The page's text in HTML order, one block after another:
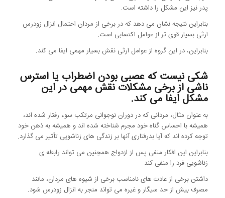
پدر نیز این مشکل را داشته است.
بنابراین نتیجه نشان می دهد که در برخی از مردان احتمال انزال زودرس
ارثی بسیار قوی تر از عوامل اکتسابی است.
بنابراین، در این گروه از عوامل ارثی نقش بسیار مهمی ایفا می کند.
شکی نیست که عصبی بودن اضطراب یا استرس
ناشی از برخی مشکلات نقش مهمی در این
مشکل ایفا می کند.
به عنوان مثال، مردانی که در دوران نوجوانی مرتکب سوء رفتار شده اند،
همیشه با احساس گناه خود مجرم شناخته شده اند و همیشه به ذهن خود
توجه کرده اند که آیا بدرفتاری آنها بر زندگی های زناشویی تأثیر می گذارد.
بنابراین این افکار منفی پس از ازدواج همچنین می تواند رابطه ی
زناشویی فرد را منفی کند.
داشتن برخی از عادت های نامناسب برخی از شیوه های مردان، مانند
مصرف بیش از حد سیگار و غیره می تواند منجر به انزال زودرس شود.